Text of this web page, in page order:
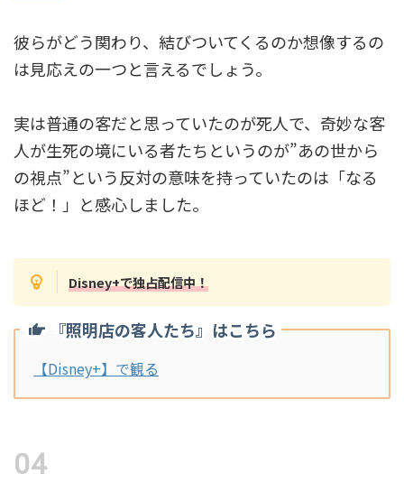
彼らがどう関わり、結びついてくるのか想像するの
は見応えの一つと言えるでしょう。
実は普通の客だと思っていたのが死人で、奇妙な客
人が生死の境にいる者たちというのが”あの世から
の視点”という反対の意味を持っていたのは「なる
ほど！」と感心しました。
Disney+で独占配信中！
『照明店の客人たち』はこちら
【Disney+】で観る